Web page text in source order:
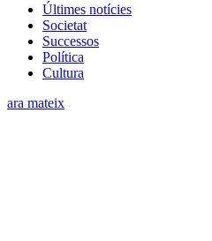
Últimes notícies
Societat
Successos
Política
Cultura
ara mateix